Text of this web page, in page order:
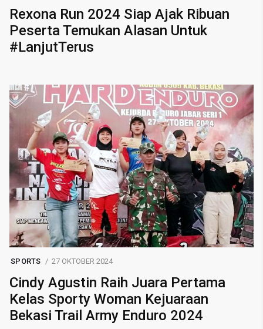
Rexona Run 2024 Siap Ajak Ribuan
Peserta Temukan Alasan Untuk
#LanjutTerus
SPORTS 27 OKTOBER 2024
Cindy Agustin Raih Juara Pertama
Kelas Sporty Woman Kejuaraan
Bekasi Trail Army Enduro 2024